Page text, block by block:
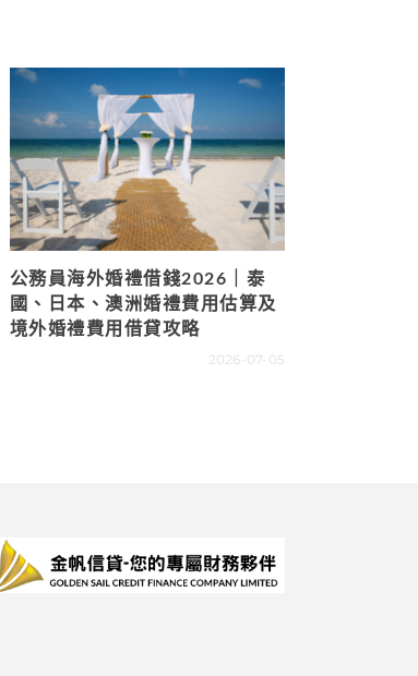
公務員海外婚禮借錢2026｜泰
國、日本、澳洲婚禮費用估算及
境外婚禮費用借貸攻略
2026-07-05